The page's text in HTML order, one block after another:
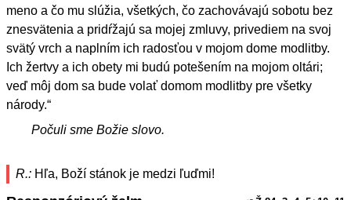
meno a čo mu slúžia, všetkých, čo zachovávajú sobotu bez
znesvätenia a pridŕžajú sa mojej zmluvy, privediem na svoj
svätý vrch a naplním ich radosťou v mojom dome modlitby.
Ich žertvy a ich obety mi budú potešením na mojom oltári;
veď môj dom sa bude volať domom modlitby pre všetky
národy.“
Počuli sme Božie slovo.
R.: Hľa, Boží stánok je medzi ľuďmi!